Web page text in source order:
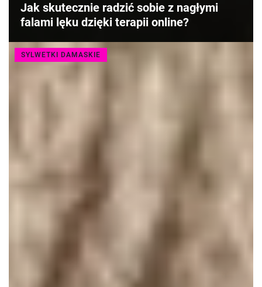
Jak skutecznie radzić sobie z nagłymi
falami lęku dzięki terapii online?
SYLWETKI DAMASKIE